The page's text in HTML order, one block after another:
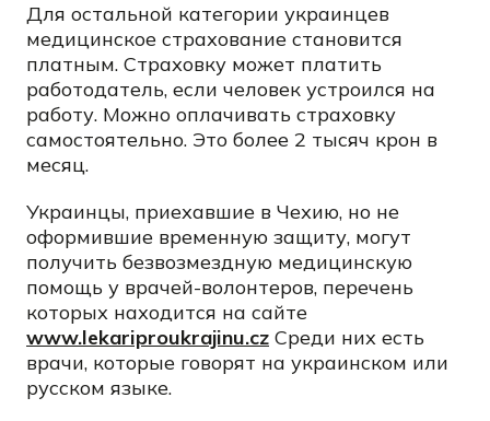
Для остальной категории украинцев
медицинское страхование становится
платным. Страховку может платить
работодатель, если человек устроился на
работу. Можно оплачивать страховку
самостоятельно. Это более 2 тысяч крон в
месяц.
Украинцы, приехавшие в Чехию, но не
оформившие временную защиту, могут
получить безвозмездную медицинскую
помощь у врачей-волонтеров, перечень
которых находится на сайте
www.lekariproukrajinu.cz Среди них есть
врачи, которые говорят на украинском или
русском языке.